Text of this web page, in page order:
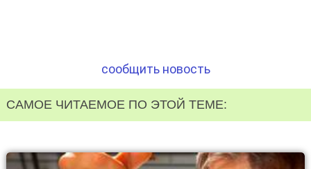
сообщить новость
САМОЕ ЧИТАЕМОЕ ПО ЭТОЙ ТЕМЕ: